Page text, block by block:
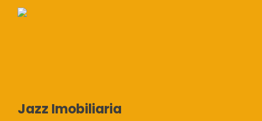
Jazz Imobiliaria